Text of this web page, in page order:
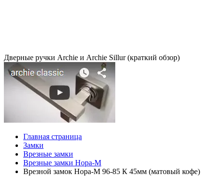
Дверные ручки Archie и Archie Sillur (краткий обзор)
Главная страница
Замки
Врезные замки
Врезные замки Нора-М
Врезной замок Нора-М 96-85 К 45мм (матовый кофе)